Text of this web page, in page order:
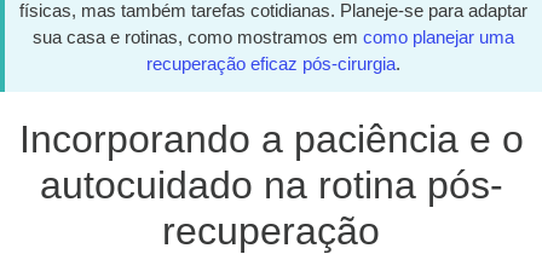
físicas, mas também tarefas cotidianas. Planeje-se para adaptar
sua casa e rotinas, como mostramos em como planejar uma
recuperação eficaz pós-cirurgia.
Incorporando a paciência e o
autocuidado na rotina pós-
recuperação